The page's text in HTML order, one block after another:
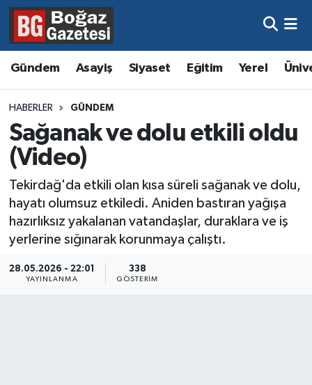
Gündem Asayiş Siyaset Eğitim Yerel
HABERLER GÜNDEM
Sağanak ve dolu etkili oldu
(Video)
Tekirdağ'da etkili olan kısa süreli sağanak ve dolu,
hayatı olumsuz etkiledi. Aniden bastıran yağışa
hazırlıksız yakalanan vatandaşlar, duraklara ve iş
yerlerine sığınarak korunmaya çalıştı.
28.05.2026 - 22:01
YAYINLANMA
338
GÖSTERIM
Asayiş
Eğitim
Ekonomi
Gündem
Kültür ve Sanat
Magazin
Resmi İlanlar
Hava Durumu
Trafik Durumu
Süper Lig Puan Durumu ve Fikstür
Tüm Manşetler
Son Dakika Haberleri
Haber Arşivi